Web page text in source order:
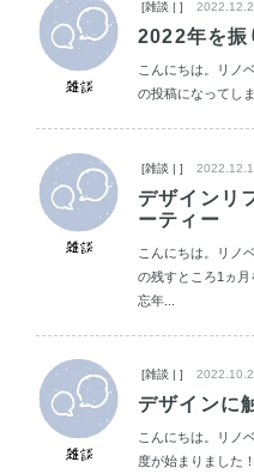
[雑談 | ]
2022年を振
こんにちは。リノ
の投稿になってし
[雑談 | ]
デザインリ
ーティー
こんにちは。リノ
の残すところ1ヵ
忘年...
[雑談 | ]
デザインに
こんにちは。リノ
度が始まりました